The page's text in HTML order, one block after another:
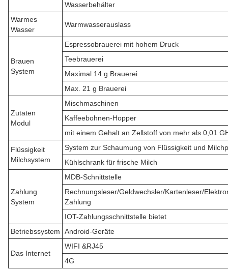
Wasserbehälter
Warmes
Wasser
Warmwasserauslass
Brauen
System
Espressobrauerei mit hohem Druck
Teebrauerei
Maximal 14 g Brauerei
Max. 21 g Brauerei
Zutaten
Modul
Mischmaschinen
Kaffeebohnen-Hopper
mit einem Gehalt an Zellstoff von mehr als 0,01
Flüssigkeit
Milchsystem
System zur Schaumung von Flüssigkeit und
Kühlschrank für frische Milch
Zahlung
System
MDB-Schnittstelle
Rechnungsleser/Geldwechsler/Kartenleser/
Zahlung
IOT-Zahlungsschnittstelle bietet
Betriebssystem
Android-Geräte
Das Internet
WIFI &RJ45
4G